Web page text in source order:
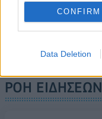
CONFIRM
Data Deletion
ΡΟΗ ΕΙΔΗΣΕΩΝ